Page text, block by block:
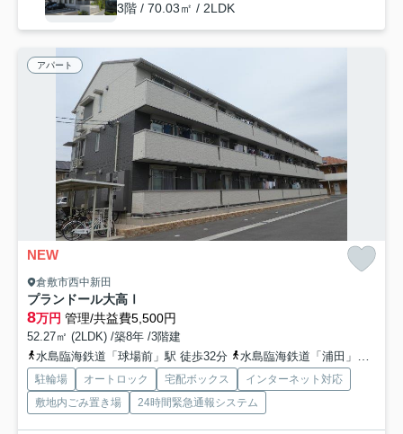
3階 / 70.03㎡ / 2LDK
アパート
NEW
倉敷市西中新田
プランドール大高Ⅰ
8万円 管理/共益費5,500円
52.27㎡ (2LDK) /築8年 /3階建
水島臨海鉄道「球場前」駅 徒歩32分
水島臨海鉄道「浦田」駅 バス8分 下電バス「西中（倉敷市）」 停歩8分
駐輪場 オートロック 宅配ボックス
インターネット対応
敷地内ごみ置き場
24時間緊急通報システム